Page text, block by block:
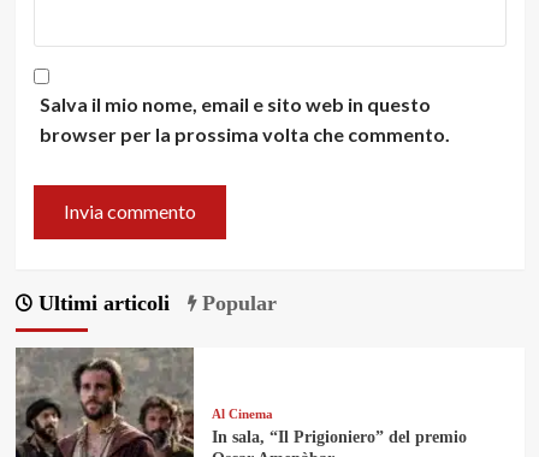
Salva il mio nome, email e sito web in questo
browser per la prossima volta che commento.
Ultimi articoli Popular
Al Cinema
In sala, “Il Prigioniero” del premio